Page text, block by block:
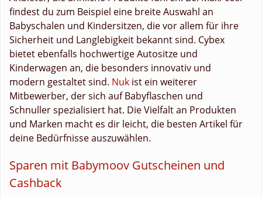
findest du zum Beispiel eine breite Auswahl an
Babyschalen und Kindersitzen, die vor allem für ihre
Sicherheit und Langlebigkeit bekannt sind. Cybex
bietet ebenfalls hochwertige Autositze und
Kinderwagen an, die besonders innovativ und
modern gestaltet sind. Nuk ist ein weiterer
Mitbewerber, der sich auf Babyflaschen und
Schnuller spezialisiert hat. Die Vielfalt an Produkten
und Marken macht es dir leicht, die besten Artikel für
deine Bedürfnisse auszuwählen.
Sparen mit Babymoov Gutscheinen und
Cashback